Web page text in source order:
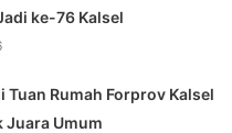
ke-76 Kalsel
Tuan Rumah Forprov Kalsel
Juara Umum